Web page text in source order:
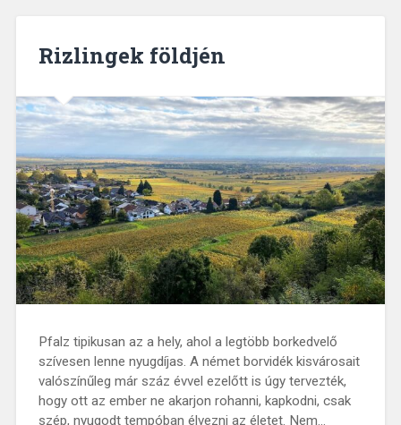
Rizlingek földjén
Pfalz tipikusan az a hely, ahol a legtöbb borkedvelő
szívesen lenne nyugdíjas. A német borvidék kisvárosait
valószínűleg már száz évvel ezelőtt is úgy tervezték,
hogy ott az ember ne akarjon rohanni, kapkodni, csak
szép, nyugodt tempóban élvezni az életet. Nem…